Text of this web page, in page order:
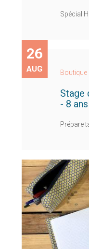
Spécial
26
AUG Boutique
Stage
- 8
Prépare